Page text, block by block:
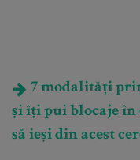
7 modalități
și îți pui blocaje în
să ieși din acest